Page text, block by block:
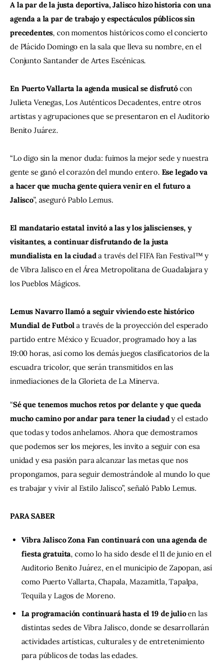
A la par de la justa deportiva, Jalisco hizo historia con una
agenda a la par de trabajo y espectáculos públicos sin
precedentes, con momentos históricos como el concierto
de Plácido Domingo en la sala que lleva su nombre, en el
Conjunto Santander de Artes Escénicas.
En Puerto Vallarta la agenda musical se disfrutó con
Julieta Venegas, Los Auténticos Decadentes, entre otros
artistas y agrupaciones que se presentaron en el Auditorio
Benito Juárez.
“Lo digo sin la menor duda: fuimos la mejor sede y nuestra
gente se ganó el corazón del mundo entero. Ese legado va
a hacer que mucha gente quiera venir en el futuro a
Jalisco”, aseguró Pablo Lemus.
El mandatario estatal invitó a las y los jaliscienses, y
visitantes, a continuar disfrutando de la justa
mundialista en la ciudad a través del FIFA Fan Festival™ y
de Vibra Jalisco en el Área Metropolitana de Guadalajara y
los Pueblos Mágicos.
Lemus Navarro llamó a seguir viviendo este histórico
Mundial de Futbol a través de la proyección del esperado
partido entre México y Ecuador, programado hoy a las
19:00 horas, así como los demás juegos clasificatorios de la
escuadra tricolor, que serán transmitidos en las
inmediaciones de la Glorieta de La Minerva.
“Sé que tenemos muchos retos por delante y que queda
mucho camino por andar para tener la ciudad y el estado
que todas y todos anhelamos. Ahora que demostramos
que podemos ser los mejores, les invito a seguir con esa
unidad y esa pasión para alcanzar las metas que nos
propongamos, para seguir demostrándole al mundo lo que
es trabajar y vivir al Estilo Jalisco”, señaló Pablo Lemus.
PARA SABER
Vibra Jalisco Zona Fan continuará con una agenda de
fiesta gratuita, como lo ha sido desde el 11 de junio en el
Auditorio Benito Juárez, en el municipio de Zapopan, así
como Puerto Vallarta, Chapala, Mazamitla, Tapalpa,
Tequila y Lagos de Moreno.
La programación continuará hasta el 19 de julioen las
distintas sedes de Vibra Jalisco, donde se desarrollarán
actividades artísticas, culturales y de entretenimiento
para públicos de todas las edades.